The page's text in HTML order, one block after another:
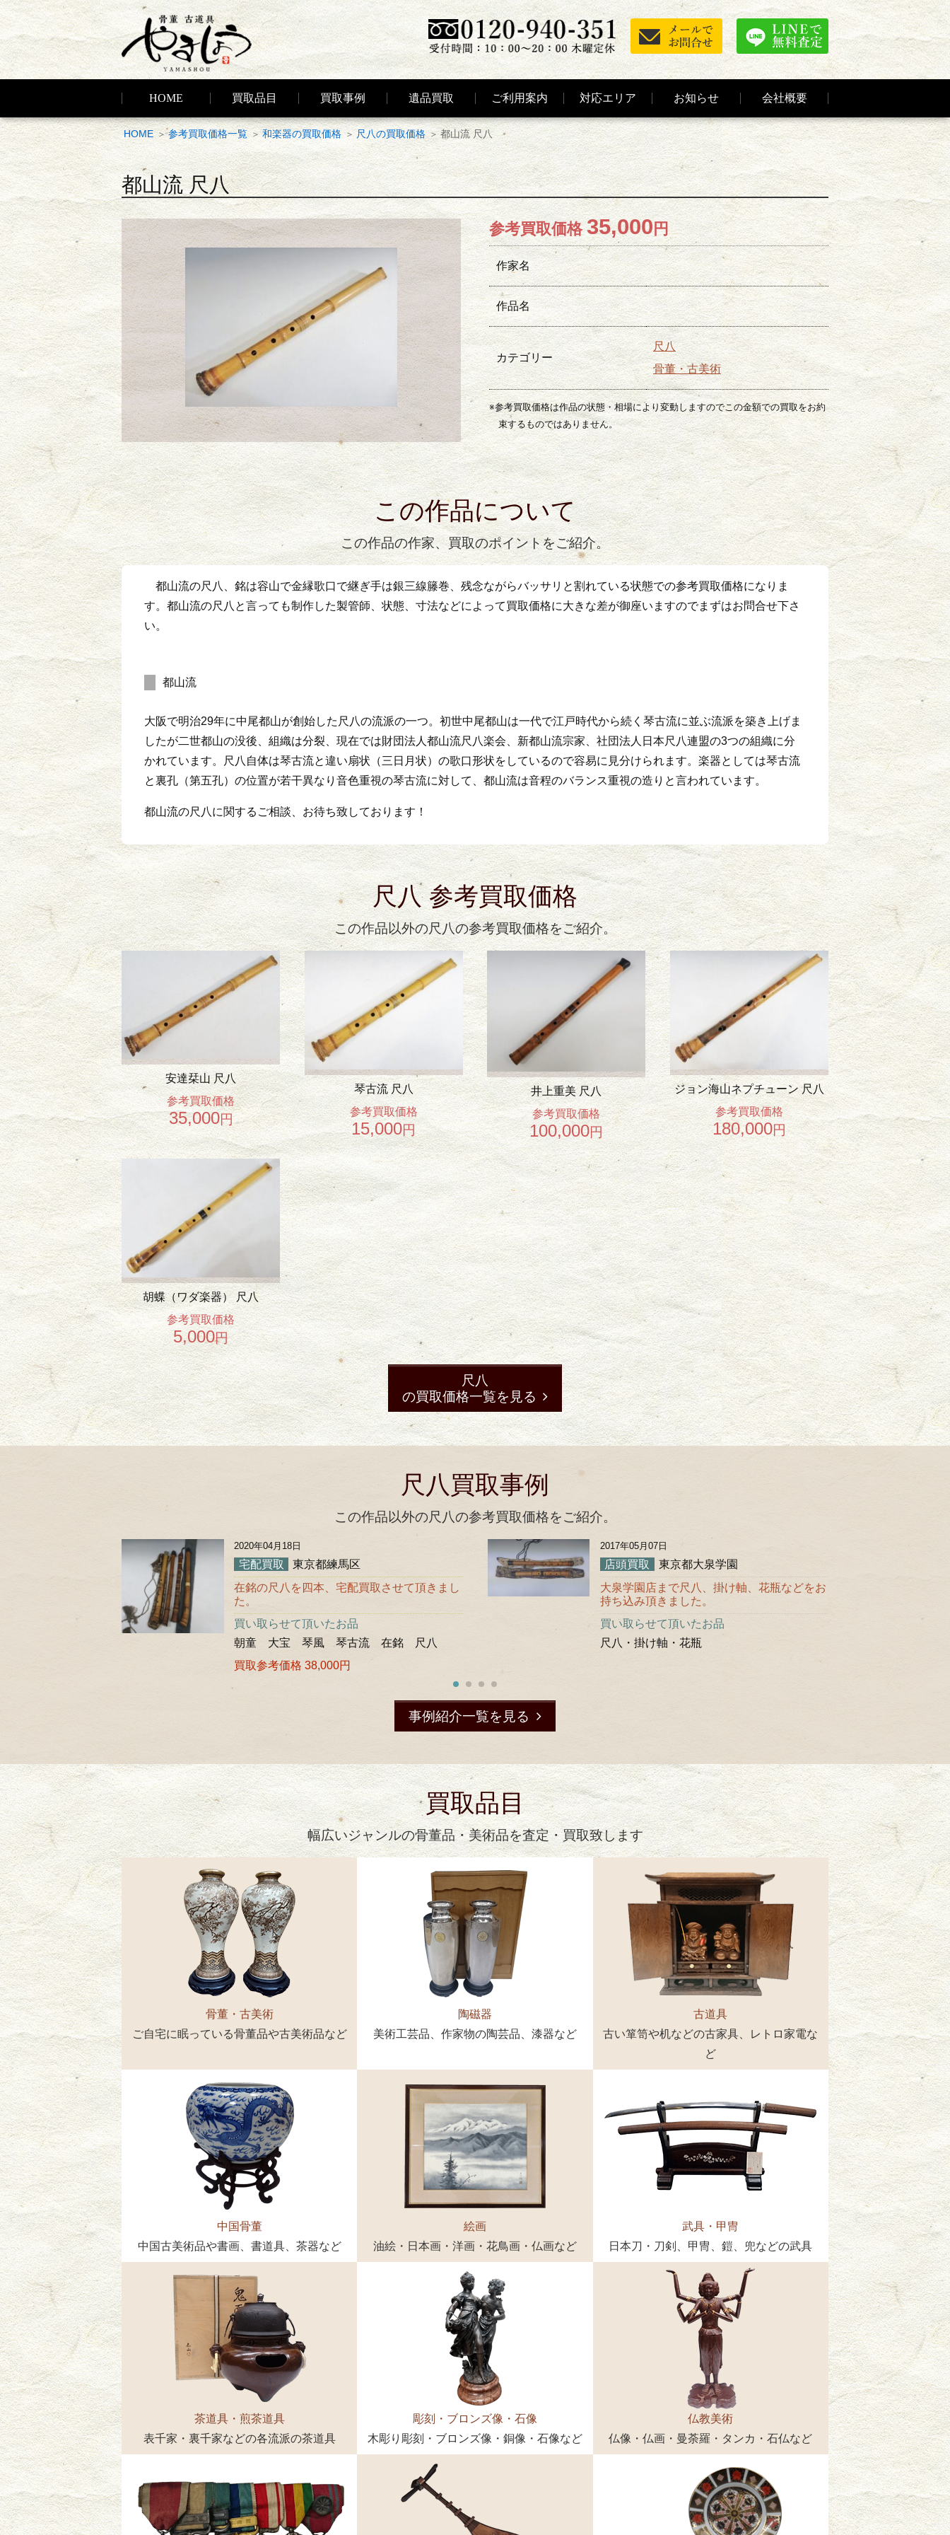
HOME 買取品目 買取事例 遺品買取 ご利用案内 対応エリア お知らせ 会社概要
HOME 参考買取価格一覧 和楽器の買取価格 尺八の買取価格 都山流 尺八
都山流 尺八
参考買取価格35,000円
作家名
作品名
カテゴリー
尺八
骨董・古美術
※参考買取価格は作品の状態・相場により変動しますのでこの金額での買取をお約
束するものではありません。
この作品について
この作品の作家、買取のポイントをご紹介。
都山流の尺八、銘は容山で金縁歌口で継ぎ手は銀三線籐巻、残念ながらバッサリと割れている状態での参考買取価格になりま
す。都山流の尺八と言っても制作した製管師、状態、寸法などによって買取価格に大きな差が御座いますのでまずはお問合せ下さ
い。
都山流
大阪で明治29年に中尾都山が創始した尺八の流派の一つ。初世中尾都山は一代で江戸時代から続く琴古流に並ぶ流派を築き上げま
したが二世都山の没後、組織は分裂、現在では財団法人都山流尺八楽会、新都山流宗家、社団法人日本尺八連盟の3つの組織に分
かれています。尺八自体は琴古流と違い扇状（三日月状）の歌口形状をしているので容易に見分けられます。楽器としては琴古流
と裏孔（第五孔）の位置が若干異なり音色重視の琴古流に対して、都山流は音程のバランス重視の造りと言われています。
都山流の尺八に関するご相談、お待ち致しております！
尺八 参考買取価格
この作品以外の尺八の参考買取価格をご紹介。
安達栞山 尺八
参考買取価格
35,000円
琴古流 尺八
参考買取価格
15,000円
井上重美 尺八
参考買取価格
100,000円
ジョン海山ネプチューン 尺八
参考買取価格
180,000円
胡蝶（ワダ楽器） 尺八
参考買取価格
5,000円
尺八
の買取価格一覧を見る
尺八買取事例
この作品以外の尺八の参考買取価格をご紹介。
2020年04月18日
宅配買取
東京都練馬区
在銘の尺八を四本、宅配買取させて頂きまし
た。
買い取らせて頂いたお品
朝童 大宝 琴風 琴古流 在銘 尺八
買取参考価格 38,000円
2017年05月07日
店頭買取
東京都大泉学園
大泉学園店まで尺八、掛け軸、花瓶などをお
持ち込み頂きました。
買い取らせて頂いたお品
尺八・掛け軸・花瓶
事例紹介一覧を見る
買取品目
幅広いジャンルの骨董品・美術品を査定・買取致します
骨董・古美術
ご自宅に眠っている骨董品や古美術品など
陶磁器
美術工芸品、作家物の陶芸品、漆器など
古道具
古い箪笥や机などの古家具、レトロ家電な
ど
中国骨董
中国古美術品や書画、書道具、茶器など
絵画
油絵・日本画・洋画・花鳥画・仏画など
武具・甲冑
日本刀・刀剣、甲冑、鎧、兜などの武具
茶道具・煎茶道具
表千家・裏千家などの各流派の茶道具
彫刻・ブロンズ像・石像
木彫り彫刻・ブロンズ像・銅像・石像など
仏教美術
仏像・仏画・曼荼羅・タンカ・石仏など